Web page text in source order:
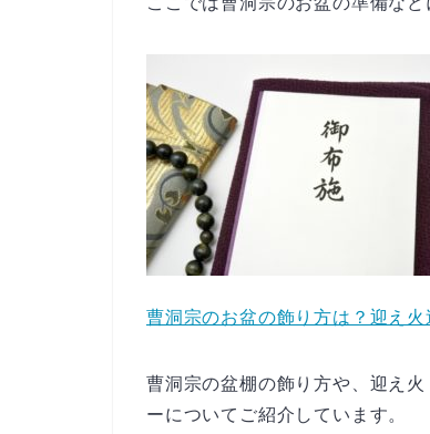
曹洞宗のお盆の飾り方は？迎え
曹洞宗の盆棚の飾り方や、迎え
ーについてご紹介しています。